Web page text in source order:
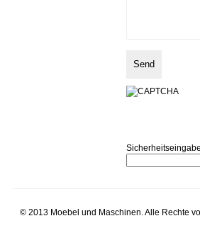
© 2013 Moebel und Maschinen. Alle Rechte